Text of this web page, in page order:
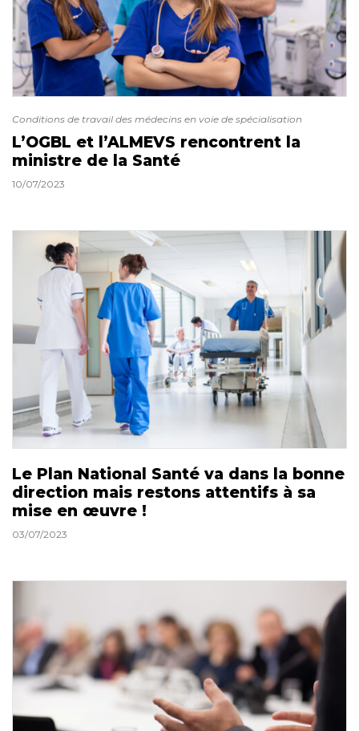
Conditions de travail des médecins en voie de spécialisation
L’OGBL et l’ALMEVS rencontrent la
ministre de la Santé
10/07/2023
Le Plan National Santé va dans la bonne
direction mais restons attentifs à sa
mise en œuvre !
03/07/2023